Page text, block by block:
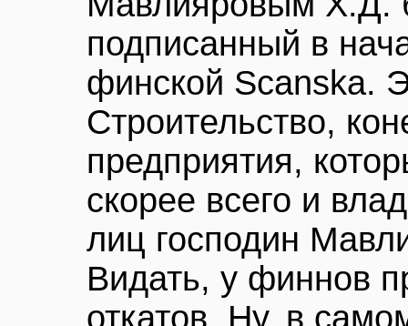
подписанный в
финской Scanska.
Строительство,
предприятия,
скорее всего и
лиц господин
Видать, у финнов
откатов. Ну, в